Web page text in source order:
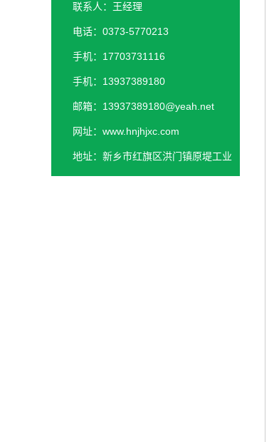
联系人：王经理
电话：0373-5770213
手机：17703731116
手机：13937389180
邮箱：13937389180@yeah.net
网址：www.hnjhjxc.com
地址：新乡市红旗区洪门镇原堤工业